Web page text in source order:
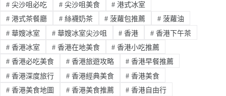
#尖沙咀必吃 #尖沙咀美食 # 港式冰室
#港式茶餐廳 #絲襪奶茶 # 菠蘿包推薦 # 菠蘿油
#華嫂冰室 #華嫂冰室尖沙咀 # 香港 # 香港下午茶
#香港冰室 #香港在地美食 # 香港小吃推薦
#香港必吃美食 #香港旅遊攻略 # 香港早餐推薦
#香港深度旅行 #香港經典美食 # 香港美食
#香港美食地圖 #香港美食推薦 # 香港自由行